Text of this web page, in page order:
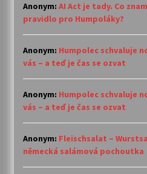
Anonym: AI Act je tady. Co
pravidlo pro Humpoláky?
Anonym: Humpolec schvaluje
vás – a teď je čas se ozvat
Anonym: Humpolec schvaluje
vás – a teď je čas se ozvat
Anonym: Fleischsalat –
německá salámová pochoutka